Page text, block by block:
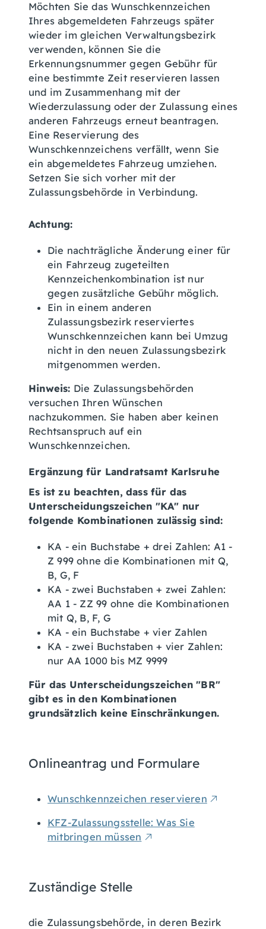
Möchten Sie das Wunschkennzeichen
Ihres abgemeldeten Fahrzeugs später
wieder im gleichen Verwaltungsbezirk
verwenden, können Sie die
Erkennungsnummer gegen Gebühr für
eine bestimmte Zeit reservieren lassen
und im Zusammenhang mit der
Wiederzulassung oder der Zulassung eines
anderen Fahrzeugs erneut beantragen.
Eine Reservierung des
Wunschkennzeichens verfällt, wenn Sie
ein abgemeldetes Fahrzeug umziehen.
Setzen Sie sich vorher mit der
Zulassungsbehörde in Verbindung.
Achtung:
Die nachträgliche Änderung einer für
ein Fahrzeug zugeteilten
Kennzeichenkombination ist nur
gegen zusätzliche Gebühr möglich.
Ein in einem anderen
Zulassungsbezirk reserviertes
Wunschkennzeichen kann bei Umzug
nicht in den neuen Zulassungsbezirk
mitgenommen werden.
Hinweis: Die Zulassungsbehörden
versuchen Ihren Wünschen
nachzukommen. Sie haben aber keinen
Rechtsanspruch auf ein
Wunschkennzeichen.
Ergänzung für Landratsamt Karlsruhe
Es ist zu beachten, dass für das
Unterscheidungszeichen "KA" nur
folgende Kombinationen zulässig sind:
KA - ein Buchstabe + drei Zahlen: A1 -
Z 999 ohne die Kombinationen mit Q,
B, G, F
KA - zwei Buchstaben + zwei Zahlen:
AA 1 - ZZ 99 ohne die Kombinationen
mit Q, B, F, G
KA - ein Buchstabe + vier Zahlen
KA - zwei Buchstaben + vier Zahlen:
nur AA 1000 bis MZ 9999
Für das Unterscheidungszeichen "BR"
gibt es in den Kombinationen
grundsätzlich keine Einschränkungen.
Onlineantrag und Formulare
Wunschkennzeichen reservieren
KFZ-Zulassungsstelle: Was Sie
mitbringen müssen
Zuständige Stelle
die Zulassungsbehörde, in deren Bezirk